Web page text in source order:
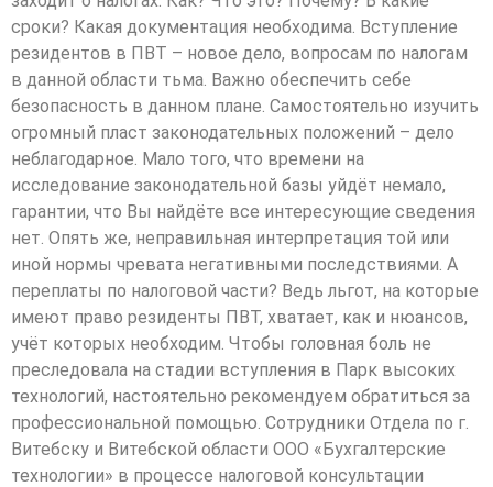
сроки? Какая документация необходима. Вступление
резидентов в ПВТ – новое дело, вопросам по налогам
в данной области тьма. Важно обеспечить себе
безопасность в данном плане. Самостоятельно изучить
огромный пласт законодательных положений – дело
неблагодарное. Мало того, что времени на
исследование законодательной базы уйдёт немало,
гарантии, что Вы найдёте все интересующие сведения
нет. Опять же, неправильная интерпретация той или
иной нормы чревата негативными последствиями. А
переплаты по налоговой части? Ведь льгот, на которые
имеют право резиденты ПВТ, хватает, как и нюансов,
учёт которых необходим. Чтобы головная боль не
преследовала на стадии вступления в Парк высоких
технологий, настоятельно рекомендуем обратиться за
профессиональной помощью. Сотрудники Отдела по г.
Витебску и Витебской области ООО «Бухгалтерские
технологии» в процессе налоговой консультации